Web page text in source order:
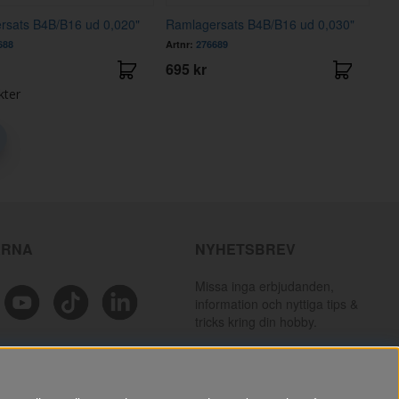
B4B/B16 ud 0,020" Ramlagersats B4B/B16 ud 0,030"
Artnr: 276689
695 kr